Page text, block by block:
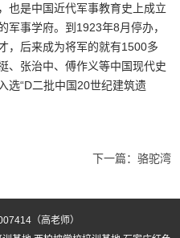
也是中国近代军事教育史上成立
军事学府。到1923年8月停办，
，后来成为将军的就有1500多
、张治中、傅作义等中国现代史
选“D二批中国20世纪建筑遗
下一篇： 骆驼湾
（高老师）